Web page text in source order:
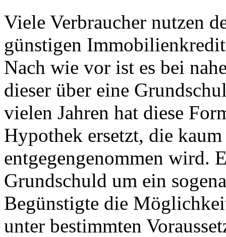
Viele Verbraucher nutzen
günstigen
Nach wie vor ist es bei
dieser über eine
vielen Jahren hat diese
Hypothek ersetzt, die
entgegengenommen wird.
Grundschuld um ein
Begünstigte die
unter bestimmten